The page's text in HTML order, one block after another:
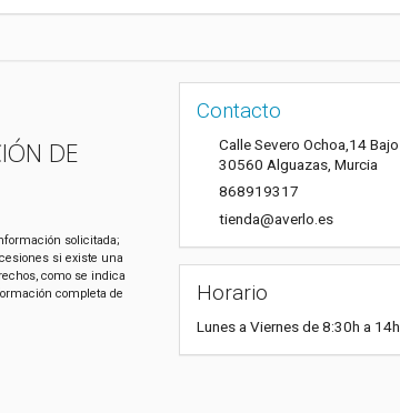
DE
solicitada;
si existe una
como se indica
completa de
Contacto
Calle Severo Ochoa,14 Bajo
30560 Alguazas, Murcia
868919317
tienda@averlo.es
Horario
Lunes a Viernes de 8:30h a 14h